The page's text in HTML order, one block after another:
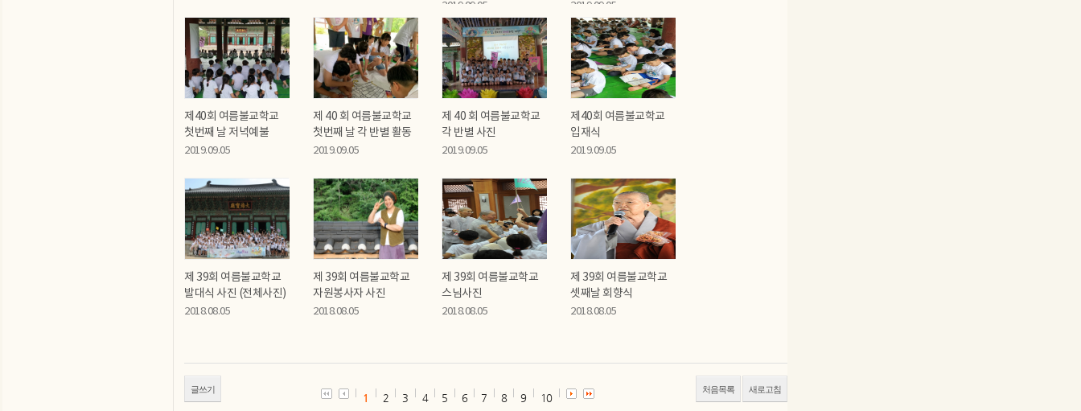
2019.09.05 2019.09.05
제40회 여름불교학교
첫번째 날 저녁예불
2019.09.05
제 40 회 여름불교학교
첫번째 날 각 반별 활동
2019.09.05
제 40 회 여름불교학교
각 반별 사진
2019.09.05
제40회 여름불교학교
입재식
2019.09.05
제 39회 여름불교학교
발대식 사진 (전체사진)
2018.08.05
제 39회 여름불교학교
자원봉사자 사진
2018.08.05
제 39회 여름불교학교
스님사진
2018.08.05
제 39회 여름불교학교
셋째날 회향식
2018.08.05
글쓰기 처음목록 새로고침
1 2 3 4 5 6 7 8 9 10